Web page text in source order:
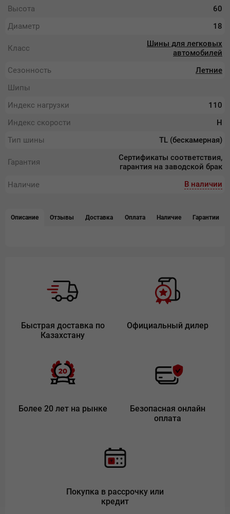
Высота
60
Диаметр
18
Класс
Шины для легковых
автомобилей
Сезонность
Летние
Шипы
Индекс нагрузки
110
Индекс скорости
H
Тип шины
TL (бескамерная)
Гарантия
Сертификаты соответствия,
гарантия на заводской брак
Наличие
В наличии
Описание Отзывы Доставка Оплата Наличие Гарантии
Быстрая доставка по
Казахстану
Официальный дилер
Более 20 лет на рынке
Безопасная онлайн
оплата
Покупка в рассрочку или
кредит